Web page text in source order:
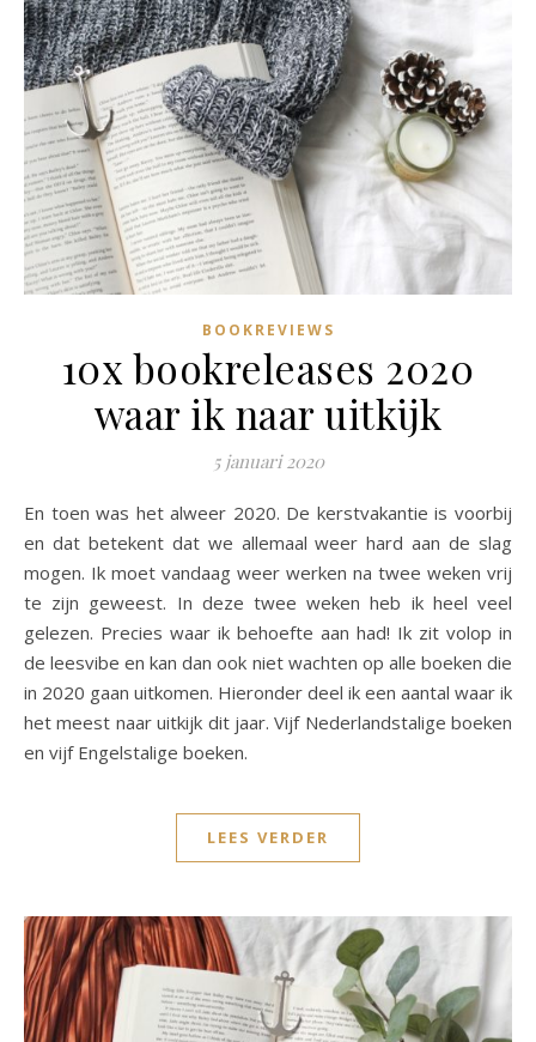
BOOKREVIEWS
10x bookreleases 2020
waar ik naar uitkijk
5 januari 2020
En toen was het alweer 2020. De kerstvakantie is voorbij
en dat betekent dat we allemaal weer hard aan de slag
mogen. Ik moet vandaag weer werken na twee weken vrij
te zijn geweest. In deze twee weken heb ik heel veel
gelezen. Precies waar ik behoefte aan had! Ik zit volop in
de leesvibe en kan dan ook niet wachten op alle boeken die
in 2020 gaan uitkomen. Hieronder deel ik een aantal waar ik
het meest naar uitkijk dit jaar. Vijf Nederlandstalige boeken
en vijf Engelstalige boeken.
LEES VERDER